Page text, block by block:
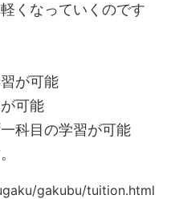
くなっていくのです
が可能
可能
科目の学習が可能
gakubu/tuition.html